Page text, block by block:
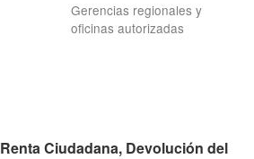
Gerencias regionales y
oficinas autorizadas
Renta Ciudadana, Devolución del